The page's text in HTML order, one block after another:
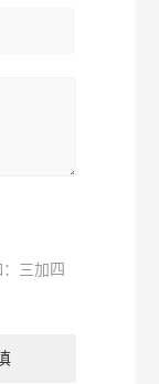
三加四